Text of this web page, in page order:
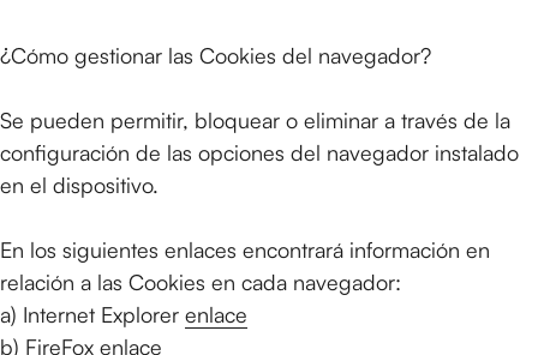
¿Cómo gestionar las Cookies del navegador?
Se pueden permitir, bloquear o eliminar a través de la
configuración de las opciones del navegador instalado
en el dispositivo.
En los siguientes enlaces encontrará información en
relación a las Cookies en cada navegador:
a) Internet Explorer enlace
b) FireFox enlace